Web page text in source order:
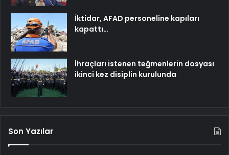
İktidar, AFAD personeline kapıları
kapattı…
İhraçları istenen teğmenlerin dosyası
ikinci kez disiplin kurulunda
Son Yazılar